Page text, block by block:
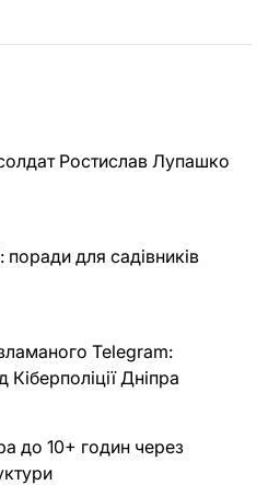
Ростислав Лупашко
поради для садівників
Telegram:
Кіберполіції Дніпра
до 10+ годин через